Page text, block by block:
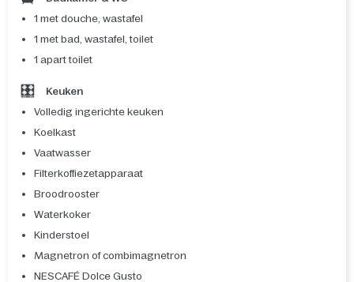
1 met douche, wastafel
1 met bad, wastafel, toilet
1 apart toilet
Keuken
Volledig ingerichte keuken
Koelkast
Vaatwasser
Filterkoffiezetapparaat
Broodrooster
Waterkoker
Kinderstoel
Magnetron of combimagnetron
NESCAFÉ Dolce Gusto